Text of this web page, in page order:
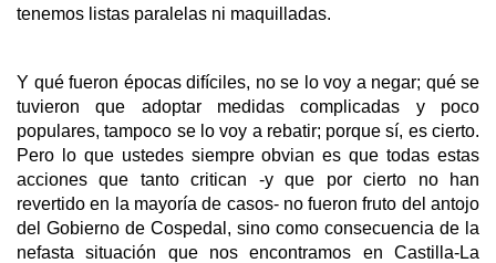
tenemos listas paralelas ni maquilladas.
Y qué fueron épocas difíciles, no se lo voy a negar; qué se
tuvieron que adoptar medidas complicadas y poco
populares, tampoco se lo voy a rebatir; porque sí, es cierto.
Pero lo que ustedes siempre obvian es que todas estas
acciones que tanto critican -y que por cierto no han
revertido en la mayoría de casos- no fueron fruto del antojo
del Gobierno de Cospedal, sino como consecuencia de la
nefasta situación que nos encontramos en Castilla-La